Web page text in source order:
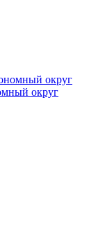
округ
округ